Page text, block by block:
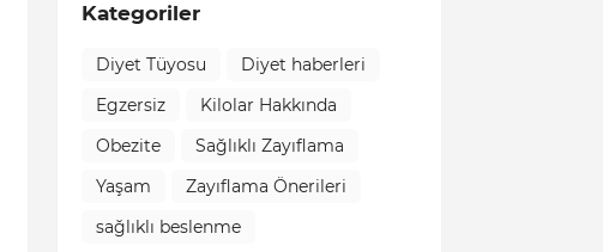
Kategoriler
Diyet Tüyosu
Diyet haberleri
Egzersiz
Kilolar Hakkında
Obezite
Sağlıklı Zayıflama
Yaşam
Zayıflama Önerileri
sağlıklı beslenme